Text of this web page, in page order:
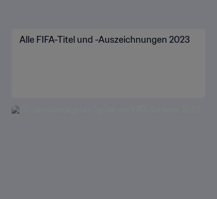
Alle FIFA-Titel und -Auszeichnungen 2023